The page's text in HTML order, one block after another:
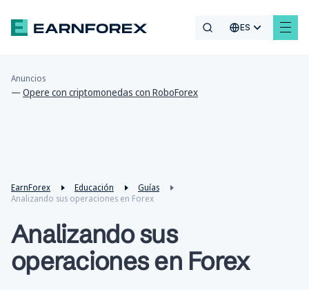
ES
Anuncios
— Opere con criptomonedas con RoboForex
EarnForex Educación
Guías
Analizando sus operaciones en Forex
Analizando sus
operaciones en Forex